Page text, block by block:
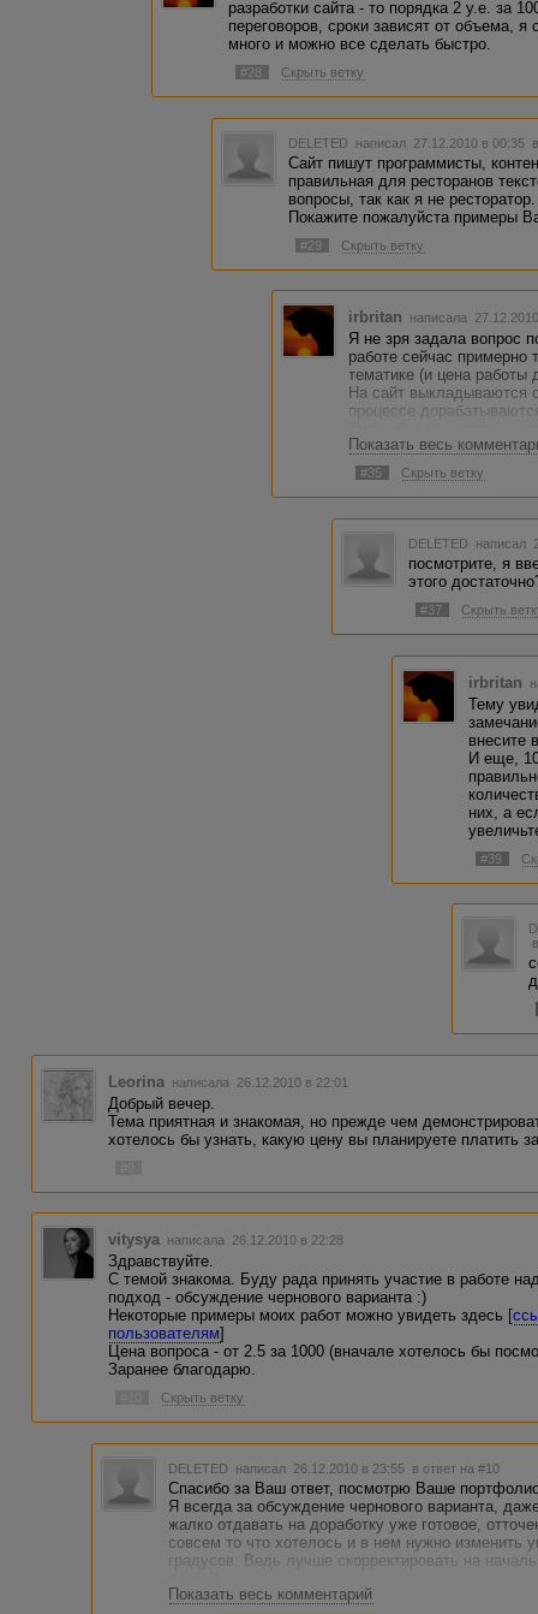
разработки сайта - то порядка 2 у.е. за
переговоров, сроки зависят от объема,
много и можно все сделать быстро.
#28 Скрыть ветку
DELETED написал 27.12.2010 в 00:35
Сайт пишут программисты,
правильная для ресторанов
вопросы, так как я не ресторатор.
Покажите пожалуйста примеры
#29 Скрыть ветку
irbritan написала
Я не зря задала вопрос
работе сейчас примерно
тематике (и цена
На сайт выкладываются
процессе
только авторизованным
Определить сколько
процессе. Дайте
Вас станет ясным. Если
человека, если нет, то
Показать весь
#35 Скрыть ветку
DELETED написал
посмотрите, я
этого
#37 Скрыть
irbritan
Тему
внесите
И еще,
них, а
#39
Leorina написала 26.12.2010 в 22:01
Добрый вечер.
Тема приятная и знакомая, но прежде чем
хотелось бы узнать, какую цену вы планируете платить
vitysya написала 26.12.2010 в 22:28
Здравствуйте.
С темой знакома. Буду рада принять участие в работе
подход - обсуждение чернового варианта :)
Некоторые примеры моих работ можно увидеть здесь [
пользователям]
Цена вопроса - от 2.5 за 1000 (вначале хотелось бы
Заранее благодарю.
Скрыть ветку
DELETED написал 26.12.2010 в 23:55 в ответ на #10
Спасибо за Ваш ответ, посмотрю Ваше
Я всегда за обсуждение чернового варианта,
жалко отдавать на доработку уже готовое,
совсем то что хотелось и в нем нужно изменить
градусов. Ведь лучше скорректировать на
Показать весь комментарий